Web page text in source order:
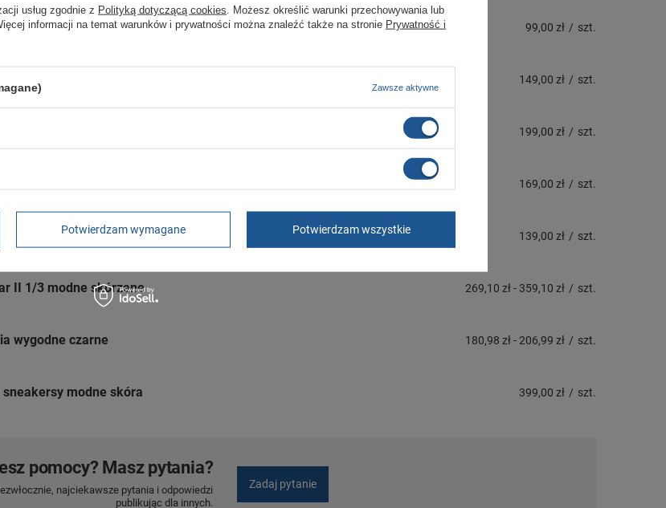
99,00 zł / szt.
sneakersy 149,00 zł / szt.
skórzane 199,00 zł / szt.
czarne 169,00 zł / szt.
modne białe 139,00 zł / szt.
II 1/3 modne skórzane 269,10 zł- 359,10 zł / szt.
wygodne czarne 180,98 zł-206,99 zł / szt.
modne skóra 399,00 zł / szt.
pomocy? Masz pytania?
najciekawsze pytania i odpowiedzi
publikując dla innych.
Zadaj pytanie
usług zgodnie z Polityką dotyczącą cookies . Możesz określić warunki przechowywania lub
informacji na temat warunków i prywatności można znaleźć także na stronie Prywatność i
Zawsze aktywne
Potwierdzam wymagane Potwierdzam wszystkie